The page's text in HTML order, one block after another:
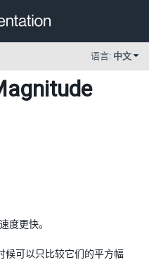
语言: 中文
度更快。
候可以只比较它们的平方幅